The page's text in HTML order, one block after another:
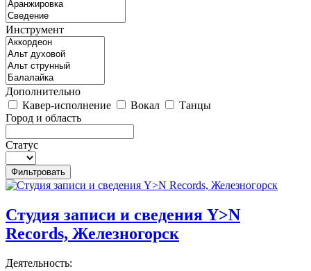
Инструмент
Дополнительно
Кавер-исполнение
Вокал
Танцы
Город и область
Статус
Студия записи и сведения Y>N
Records, Железногорск
Деятельность: